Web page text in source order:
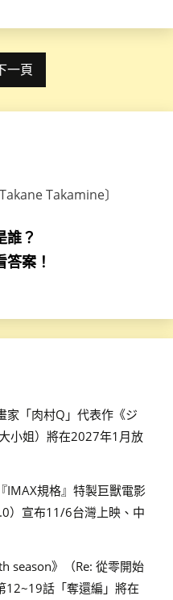
一頁
誰？
案！
家「肉村Q」代表作《ジ
小姐）將在2027年1月放
規格』特製巨獸電影
）宣布11/6台灣上映、中
season》（Re: 從零開始
12~19話「奪還編」將在